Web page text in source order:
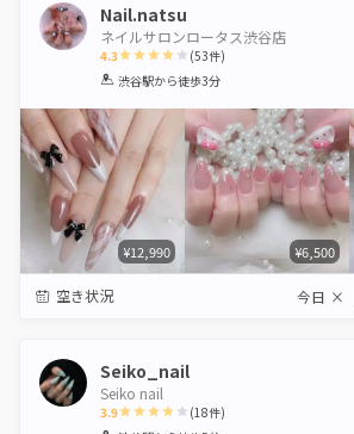
Nail.natsu
ネイルサロンロータス渋谷店
4.3
1 2 3 4 5
(53件)
渋谷駅から徒歩3分
¥12,990 ¥6,500
空き状況 今日 ×
Seiko_nail
Seiko nail
3.9 (18件)